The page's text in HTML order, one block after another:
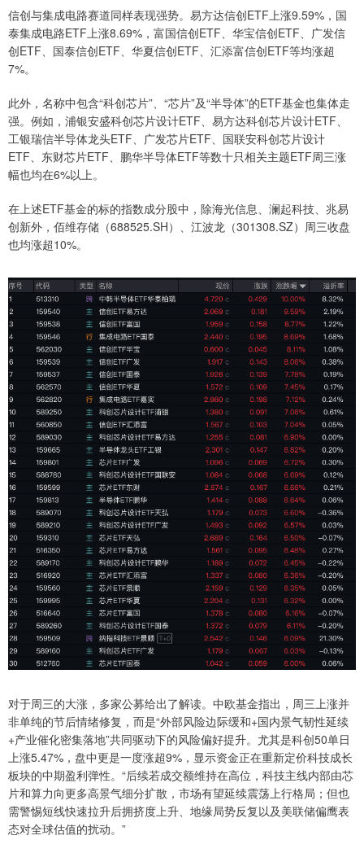
信创与集成电路赛道同样表现强势。易方达信创ETF上涨9.59%，国
泰集成电路ETF上涨8.69%，富国信创ETF、华宝信创ETF、广发信
创ETF、国泰信创ETF、华夏信创ETF、汇添富信创ETF等均涨超
7%。
此外，名称中包含“科创芯片”、“芯片”及“半导体”的ETF基金也集体走
强。例如，浦银安盛科创芯片设计ETF、易方达科创芯片设计ETF、
工银瑞信半导体龙头ETF、广发芯片ETF、国联安科创芯片设计
ETF、东财芯片ETF、鹏华半导体ETF等数十只相关主题ETF周三涨
幅也均在6%以上。
在上述ETF基金的标的指数成分股中，除海光信息、澜起科技、兆易
创新外，佰维存储（688525.SH）、江波龙（301308.SZ）周三收盘
也均涨超10%。
对于周三的大涨，多家公募给出了解读。中欧基金指出，周三上涨并
非单纯的节后情绪修复，而是“外部风险边际缓和+国内景气韧性延续
+产业催化密集落地”共同驱动下的风险偏好提升。尤其是科创50单日
上涨5.47%，盘中更是一度涨超9%，显示资金正在重新定价科技成长
板块的中期盈利弹性。“后续若成交额维持在高位，科技主线内部由芯
片和算力向更多高景气细分扩散，市场有望延续震荡上行格局；但也
需警惕短线快速拉升后拥挤度上升、地缘局势反复以及美联储偏鹰表
态对全球估值的扰动。”